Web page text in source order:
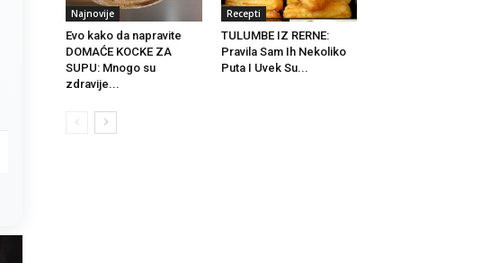
Najnovije
Evo kako da napravite
DOMAĆE KOCKE ZA
SUPU: Mnogo su
zdravije...
Recepti
TULUMBE IZ RERNE:
Pravila Sam Ih Nekoliko
Puta I Uvek Su...